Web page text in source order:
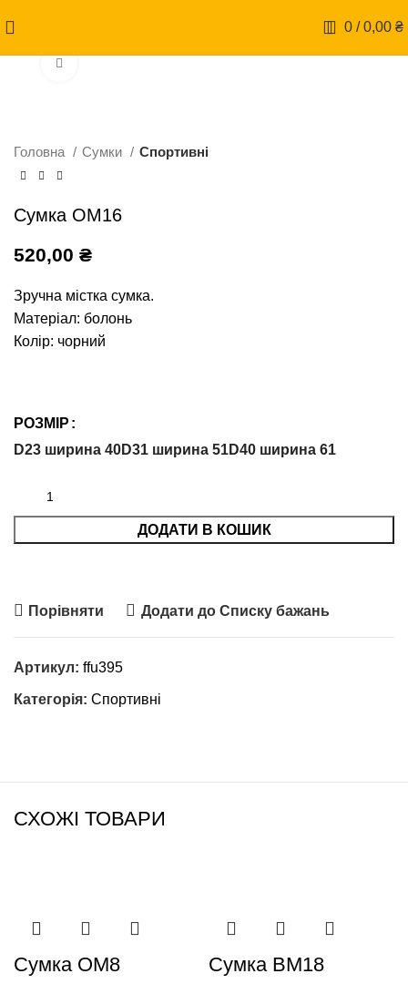
0 / 0,00 ₴
Головна Сумки Спортивні
Сумка ОМ16
520,00 ₴
Зручна містка сумка.
Матеріал: болонь
Колір: чорний
РОЗМІР
D23 ширина 40D31 ширина 51D40 ширина 61
ДОДАТИ В КОШИК
Порівняти Додати до Списку бажань
Артикул: ffu395
Категорія: Спортивні
СХОЖІ ТОВАРИ
Сумка ОМ8 Сумка ВМ18